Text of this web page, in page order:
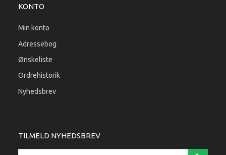
KONTO
Min konto
Adressebog
Ønskeliste
Ordrehistorik
Nyhedsbrev
TILMELD NYHEDSBREV